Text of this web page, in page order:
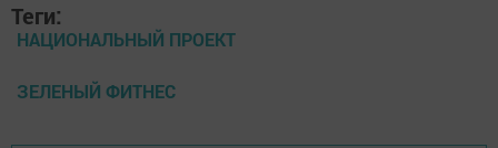
Теги:
НАЦИОНАЛЬНЫЙ ПРОЕКТ
ЗЕЛЕНЫЙ ФИТНЕС